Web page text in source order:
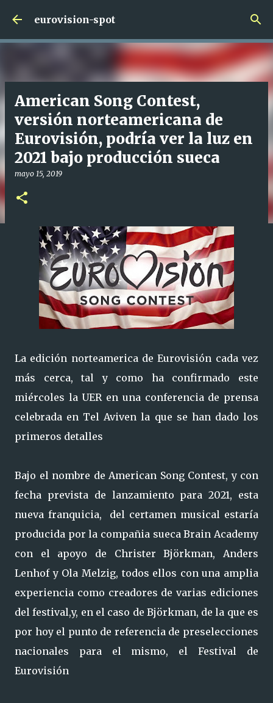
Ir al contenido principal
eurovision-spot
American Song Contest,
versión norteamericana de
Eurovisión, podría ver la luz en
2021 bajo producción sueca
mayo 15, 2019
La edición norteamerica de Eurovisión cada vez
más cerca, tal y como ha confirmado este
miércoles la UER en una conferencia de prensa
celebrada en Tel Aviven la que se han dado los
primeros detalles
Bajo el nombre de American Song Contest, y con
fecha prevista de lanzamiento para 2021, esta
nueva franquicia, del certamen musical estaría
producida por la compañia sueca Brain Academy
con el apoyo de Christer Björkman, Anders
Lenhof y Ola Melzig, todos ellos con una amplia
experiencia como creadores de varias ediciones
del festival,y, en el caso de Björkman, de la que es
por hoy el punto de referencia de preselecciones
nacionales para el mismo, el Festival de
Eurovisión